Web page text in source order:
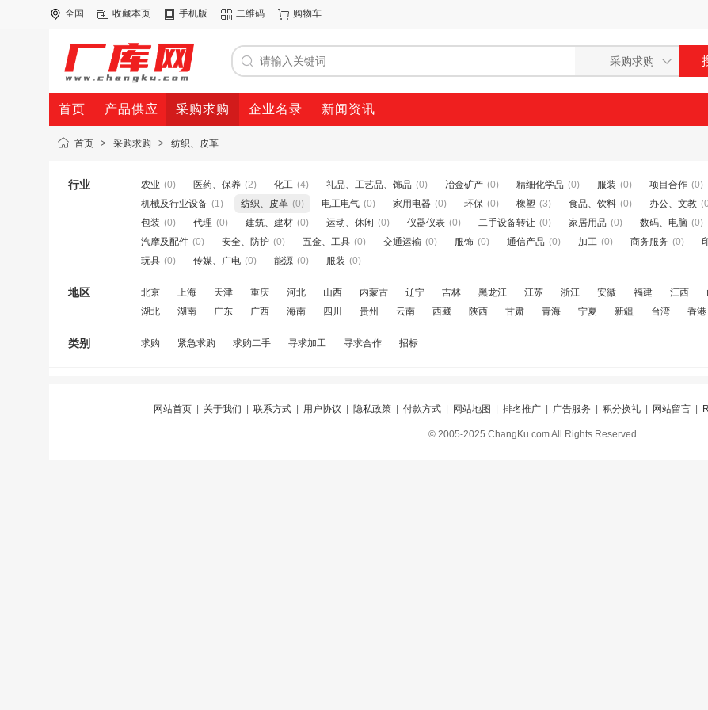
全国 收藏本页 手机版 二维码 购物车
首页 产品供应 采购求购 企业名录 新闻资讯
首页 > 采购求购 > 纺织、皮革
行业 农业 (0) 医药、保养 (2) 化工 (4) 礼品、工艺品、饰品 (0) 冶金矿产 (0) 精细化学品 (0) 服装 (0) 项目合作 (0)
机械及行业设备 (1) 纺织、皮革 (0) 电工电气 (0) 家用电器 (0) 环保 (0) 橡塑 (3) 食品、饮料 (0) 办公、文教
包装 (0) 代理 (0) 建筑、建材 (0) 运动、休闲 (0) 仪器仪表 (0) 二手设备转让 (0) 家居用品 (0) 数码、电脑 (0)
汽摩及配件 (0) 安全、防护 (0) 五金、工具 (0) 交通运输 (0) 服饰 (0) 通信产品 (0) 加工 (0) 商务服务 (0)
玩具 (0) 传媒、广电 (0) 能源 (0) 服装 (0)
地区 北京 上海 天津 重庆 河北 山西 内蒙古 辽宁 吉林 黑龙江 江苏 浙江 安徽 福建 江西
湖北
湖南 广东 广西 海南 四川 贵州 云南 西藏 陕西 甘肃 青海 宁夏 新疆 台湾 香港
类别 求购 紧急求购 求购二手 寻求加工 寻求合作 招标
网站首页| 关于我们 联系方式| 用户协议 隐私政策| 付款方式| 网站地图 排名推广| 广告服务 积分换礼| 网站留言|
© 2005-2025 ChangKu.com All Rights Reserved